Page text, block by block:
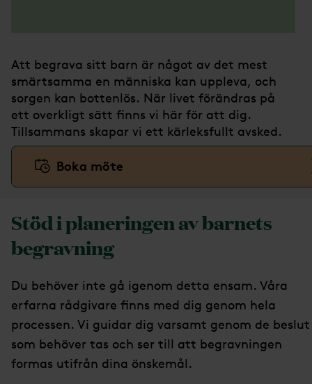
Att begrava sitt barn är något av det mest
smärtsamma en människa kan uppleva, och
sorgen kan bottenlös. När livet förändras på
ett overkligt sätt finns vi här för att dig.
Tillsammans skapar vi ett kärleksfullt avsked.
Boka möte
Stöd i planeringen av barnets
begravning
Du behöver inte gå igenom detta ensam. Våra
erfarna rådgivare finns med dig genom hela
processen. Vi guidar dig varsamt genom de beslut
som behöver tas och ser till att begravningen
formas utifrån dina önskemål.